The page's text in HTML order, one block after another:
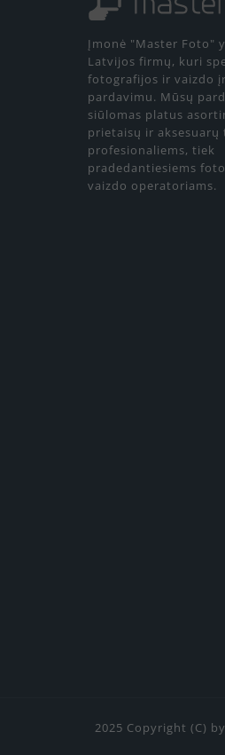
Įmonė "Master Foto"
Latvijos firmų, kuri
fotografijos ir vaizdo
pardavimu. Mūsų
siūlomas platus
prietaisų ir aksesuarų
profesionaliems, tiek
pradedantiesiems
vaizdo operatoriams.
2025 Copyright (C)